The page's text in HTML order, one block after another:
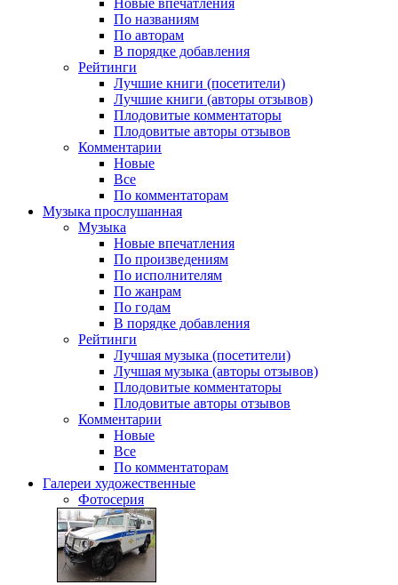
По названиям
По авторам
В порядке добавления
Рейтинги
Лучшие книги (посетители)
Лучшие книги (авторы отзывов)
Плодовитые комментаторы
Плодовитые авторы отзывов
Комментарии
Новые
Все
По комментаторам
Музыка прослушанная
Музыка
Новые впечатления
По произведениям
По исполнителям
По жанрам
По годам
В порядке добавления
Рейтинги
Лучшая музыка (посетители)
Лучшая музыка (авторы отзывов)
Плодовитые комментаторы
Плодовитые авторы отзывов
Комментарии
Новые
Все
По комментаторам
Галереи художественные
Фотосерия